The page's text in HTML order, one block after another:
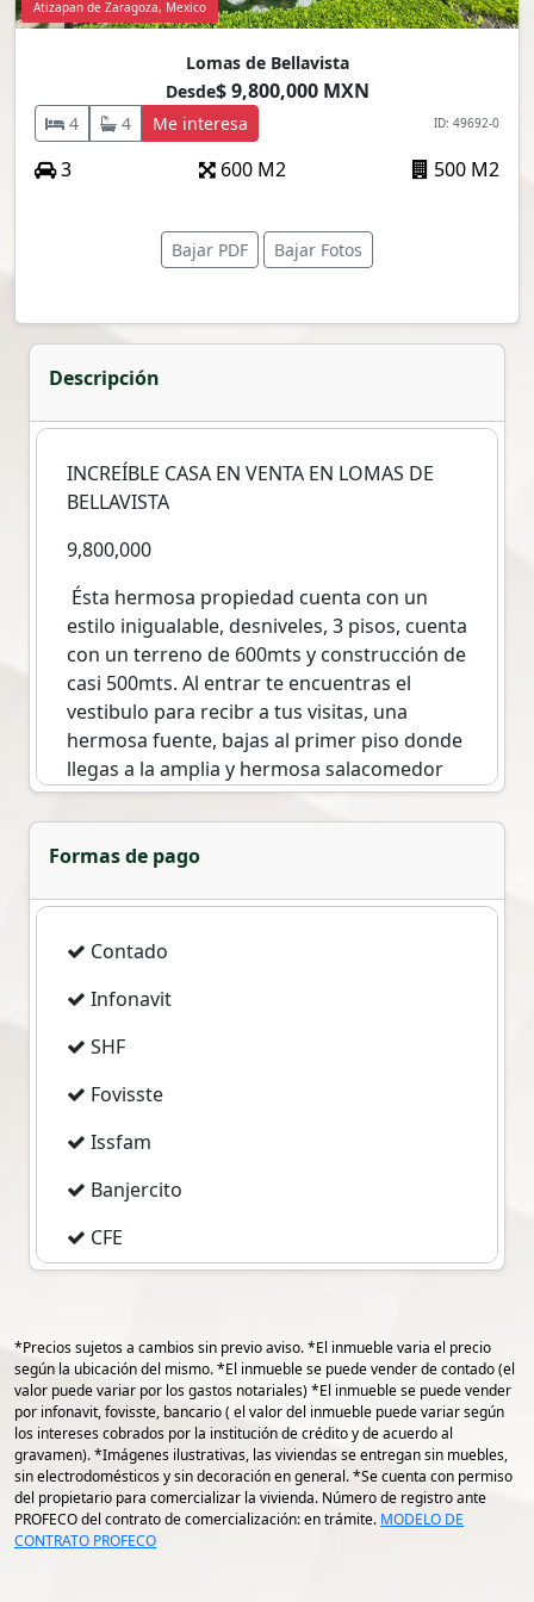
Atizapan de Zaragoza, Mexico
Lomas de Bellavista
Desde$ 9,800,000 MXN
4 4 Me interesa ID: 49692-0
3 600 M2 500 M2
Bajar PDF Bajar Fotos
Descripción
INCREÍBLE CASA EN VENTA EN LOMAS DE
BELLAVISTA
9,800,000
Ésta hermosa propiedad cuenta con un
estilo inigualable, desniveles, 3 pisos, cuenta
con un terreno de 600mts y construcción de
casi 500mts. Al entrar te encuentras el
vestibulo para recibr a tus visitas, una
hermosa fuente, bajas al primer piso donde
llegas a la amplia y hermosa salacomedor
que tiene un original techo que armoniza el
espacio, cocina equipada en espacio abierto
y gran almacenamiento, posteriormente
disfrutar con la familia y amigos y cuenta
con vista al club de golf Bellavista, ahi
remodelar un área de cine, salón de
pasamos al segundo piso donde
encontramos una espectacular recamara
con jacuzzi, vestidor, baño con tina, 1
y salida al jardín y jacuzzi, 3a. recamara, un
baño completo para compartir esas 2
independiente con espacios abiertos, el cual
podría ser rentado y obtener un ingreso
mensual, lo mejor todo oidos para escuchar
propuestas. NEGOCIABLE
Se aceptan créditos hipotecarios
Si aún no cuentas cuentas con uno,
nosotros te ayudamos a tramitar el que
Formas de pago
Contado
Infonavit
SHF
Fovisste
Issfam
Banjercito
CFE
gps 19.194895620982916
gps -96.13871785552753
*Precios sujetos a cambios sin previo aviso. *El inmueble varia el precio
según la ubicación del mismo. *El inmueble se puede vender de contado (el
valor puede variar por los gastos notariales) *El inmueble se puede vender
por infonavit, fovisste, bancario ( el valor del inmueble puede variar según
los intereses cobrados por la institución de crédito y de acuerdo al
gravamen). *Imágenes ilustrativas, las viviendas se entregan sin muebles,
sin electrodomésticos y sin decoración en general. *Se cuenta con permiso
del propietario para comercializar la vivienda. Número de registro ante
PROFECO del contrato de comercialización: en trámite. MODELO DE
CONTRATO PROFECO